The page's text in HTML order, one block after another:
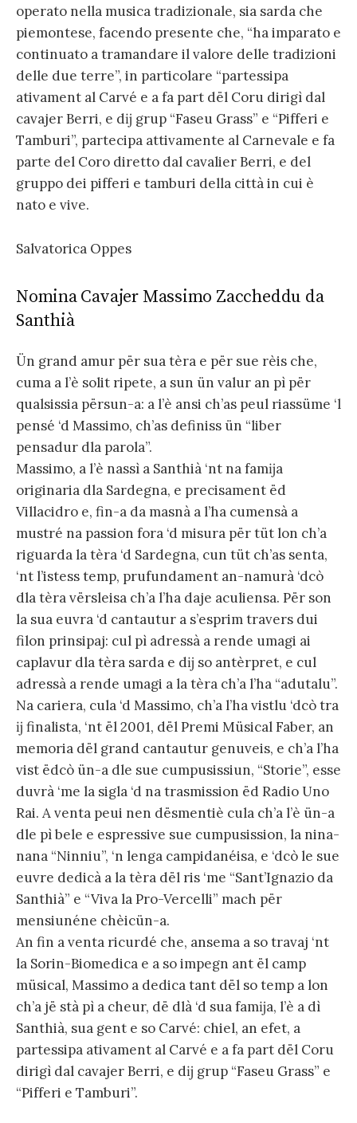
operato nella musica tradizionale, sia sarda che
piemontese, facendo presente che, “ha imparato e
continuato a tramandare il valore delle tradizioni
delle due terre”, in particolare “partessipa
ativament al Carvé e a fa part dël Coru dirigì dal
cavajer Berri, e dĳ grup “Faseu Grass” e “Pifferi e
Tamburi”, partecipa attivamente al Carnevale e fa
parte del Coro diretto dal cavalier Berri, e del
gruppo dei pifferi e tamburi della città in cui è
nato e vive.
Salvatorica Oppes
Nomina Cavajer Massimo Zaccheddu da
Santhià
Ün grand amur për sua tèra e për sue rèis che,
cuma a l’è solit ripete, a sun ün valur an pì për
qualsissia përsun-a: a l’è ansi ch’as peul riassüme ‘l
pensé ‘d Massimo, ch’as definiss ün “liber
pensadur dla parola”.
Massimo, a l’è nassì a Santhià ‘nt na famĳa
originaria dla Sardegna, e precisament ëd
Villacidro e, fin-a da masnà a l’ha cumensà a
mustré na passion fora ‘d misura për tüt lon ch’a
riguarda la tèra ‘d Sardegna, cun tüt ch’as senta,
‘nt l’istess temp, prufundament an-namurà ‘dcò
dla tèra vërsleisa ch’a l’ha daje aculiensa. Për son
la sua euvra ‘d cantautur a s’esprim travers dui
filon prinsipaj: cul pì adressà a rende umagi ai
caplavur dla tèra sarda e dĳ so antèrpret, e cul
adressà a rende umagi a la tèra ch’a l’ha “adutalu”.
Na cariera, cula ‘d Massimo, ch’a l’ha vistlu ‘dcò tra
ĳ finalista, ‘nt ël 2001, dël Premi Müsical Faber, an
memoria dël grand cantautur genuveis, e ch’a l’ha
vist ëdcò ün-a dle sue cumpusissiun, “Storie”, esse
duvrà ‘me la sigla ‘d na trasmission ëd Radio Uno
Rai. A venta peui nen dësmentiè cula ch’a l’è ün-a
dle pì bele e espressive sue cumpusission, la nina-
nana “Ninniu”, ‘n lenga campidanéisa, e ‘dcò le sue
euvre dedicà a la tèra dël ris ‘me “Sant’Ignazio da
Santhià” e “Viva la Pro-Vercelli” mach për
mensiunéne chèicün-a.
An fin a venta ricurdé che, ansema a so travaj ‘nt
la Sorin-Biomedica e a so impegn ant ël camp
müsical, Massimo a dedica tant dël so temp a lon
ch’a jë stà pì a cheur, dë dlà ‘d sua famĳa, l’è a dì
Santhià, sua gent e so Carvé: chiel, an efet, a
partessipa ativament al Carvé e a fa part dël Coru
dirigì dal cavajer Berri, e dĳ grup “Faseu Grass” e
“Pifferi e Tamburi”.